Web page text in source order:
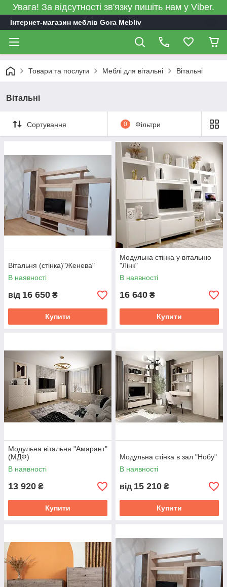
Увага! За відсутності зв'язку пишіть нам у Viber.
Інтернет-магазин меблів Gora Mebliv
Товари та послуги Меблі для вітальні Вітальні
Вітальні
Сортування 0 Фільтри
Вітальня (стінка)"Женева"
В наявності
від 16 650 ₴
Купити
Модульна стінка у вітальню
"Лінк"
В наявності
16 640 ₴
Купити
Модульна вітальня "Амарант"
(МДФ)
В наявності
13 920 ₴
Купити
Модульна стінка в зал "Нобу"
В наявності
від 15 210 ₴
Купити